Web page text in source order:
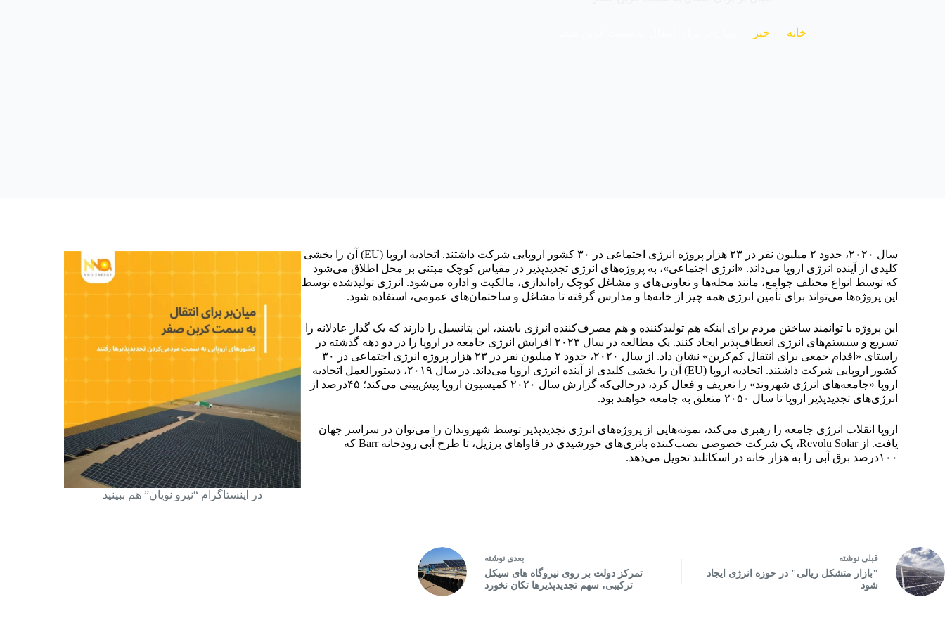
خانه خبر
در اینستاگرام “نیرو نویان” هم ببینید
سال ۲۰۲۰، حدود ۲ میلیون نفر در ۲۳ هزار پروژه انرژی اجتماعی در ۳۰ کشور اروپایی شرکت داشتند. اتحادیه اروپا (EU) آن را بخشی
کلیدی از آینده انرژی اروپا می‌داند. «انرژی اجتماعی»، به پروژه‌های انرژی تجدیدپذیر در مقیاس کوچک مبتنی بر محل اطلاق می‌شود
که توسط انواع مختلف جوامع، مانند محله‌ها و تعاونی‌های و مشاغل کوچک راه‌اندازی، مالکیت و اداره می‌شود. انرژی تولیدشده توسط
این پروژه‌ها می‌تواند برای تأمین انرژی همه چیز از خانه‌ها و مدارس گرفته تا مشاغل و ساختمان‌های عمومی، استفاده شود.
این پروژه با توانمند ساختن مردم برای اینکه هم تولیدکننده و هم مصرف‌کننده انرژی باشند، این پتانسیل را دارند که یک گذار عادلانه را
تسریع و سیستم‌های انرژی انعطاف‌پذیر ایجاد کنند. یک مطالعه در سال ۲۰۲۳ افزایش انرژی جامعه در اروپا را در دو دهه گذشته در
راستای «اقدام جمعی برای انتقال کم‌کربن» نشان داد. از سال ۲۰۲۰، حدود ۲ میلیون نفر در ۲۳ هزار پروژه انرژی اجتماعی در ۳۰
کشور اروپایی شرکت داشتند. اتحادیه اروپا (EU) آن را بخشی کلیدی از آینده انرژی اروپا می‌داند. در سال ۲۰۱۹، دستورالعمل اتحادیه
اروپا «جامعه‌های انرژی شهروند» را تعریف و فعال کرد، درحالی‌که گزارش سال ۲۰۲۰ کمیسیون اروپا پیش‌بینی می‌کند؛ ۴۵درصد از
انرژی‌های تجدیدپذیر اروپا تا سال ۲۰۵۰ متعلق به جامعه خواهند بود.
اروپا انقلاب انرژی جامعه را رهبری می‌کند، نمونه‌هایی از پروژه‌های انرژی تجدیدپذیر توسط شهروندان را می‌توان در سراسر جهان
یافت. از Revolu Solar، یک شرکت خصوصی نصب‌کننده باتری‌های خورشیدی در فاواهای برزیل، تا طرح آبی رودخانه Barr که
۱۰۰درصد برق آبی را به هزار خانه در اسکاتلند تحویل می‌دهد.
قبلی نوشته
"بازار متشکل ریالی" در حوزه انرژی ایجاد
شود
بعدی نوشته
تمرکز دولت بر روی نیروگاه های سیکل
ترکیبی، سهم تجدیدپذیرها تکان نخورد